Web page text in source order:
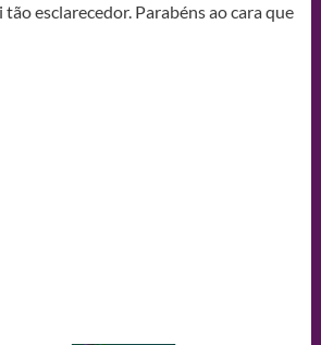
esclarecedor. Parabéns ao cara que